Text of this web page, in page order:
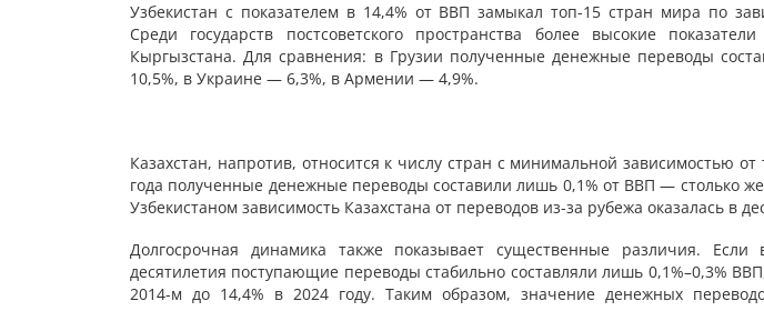
Узбекистан с показателем в 14,4% от ВВП замыкал топ-15 стран мира по
Среди государств постсоветского пространства более высокие
Кыргызстана. Для сравнения: в Грузии полученные денежные переводы
10,5%, в Украине — 6,3%, в Армении — 4,9%.
Казахстан, напротив, относится к числу стран с минимальной зависимостью
года полученные денежные переводы составили лишь 0,1% от ВВП — столько
Узбекистаном зависимость Казахстана от переводов из-за рубежа оказалась в
Долгосрочная динамика также показывает существенные различия.
десятилетия поступающие переводы стабильно составляли лишь 0,1%–0,3%
2014-м до 14,4% в 2024 году. Таким образом, значение денежных